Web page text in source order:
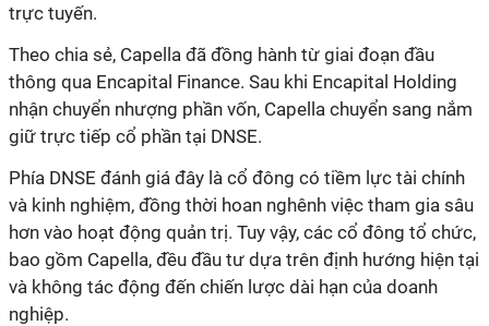
trực tuyến.
Theo chia sẻ, Capella đã đồng hành từ giai đoạn đầu
thông qua Encapital Finance. Sau khi Encapital Holding
nhận chuyển nhượng phần vốn, Capella chuyển sang nắm
giữ trực tiếp cổ phần tại DNSE.
Phía DNSE đánh giá đây là cổ đông có tiềm lực tài chính
và kinh nghiệm, đồng thời hoan nghênh việc tham gia sâu
hơn vào hoạt động quản trị. Tuy vậy, các cổ đông tổ chức,
bao gồm Capella, đều đầu tư dựa trên định hướng hiện tại
và không tác động đến chiến lược dài hạn của doanh
nghiệp.